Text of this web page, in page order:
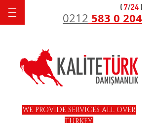
0212 583 0 204
WE PROVIDE SERVICES ALL OVER